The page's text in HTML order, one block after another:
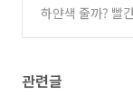
하얀색 줄까? 빨
관련글